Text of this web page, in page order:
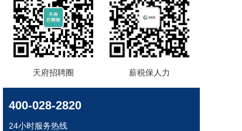
400-028-2820
24小时服务热线
天府招聘圈 薪税保人力